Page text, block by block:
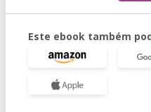
Este ebook também